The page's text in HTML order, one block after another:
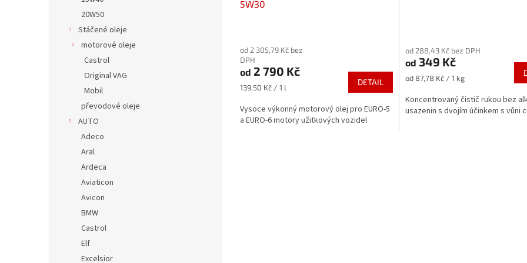
20W50
Stáčené oleje
motorové oleje
Castrol
Original VAG
Mobil
převodové oleje
AUTO
Adeco
Aral
Ardeca
Aviaticon
Avicon
BMW
Castrol
Elf
Excelsior
5W30
produktu
je
5,0
z
hvězdiček.
od 2 305,79 Kč bez
DPH
od 2 790 Kč
Měrná
139,50 Kč / 1 l
DETAIL
Vysoce výkonný motorový olej pro EURO-5
a EURO-6 motory užitkových vozidel
produktu
je
5,0
z
5
hvězdiček.
od 288,43 Kč bez DPH
od 349 Kč
Měrná
od 87,78 Kč / 1 kg
Koncentrovaný čistič rukou bez
usazenin s dvojím účinkem s vůni